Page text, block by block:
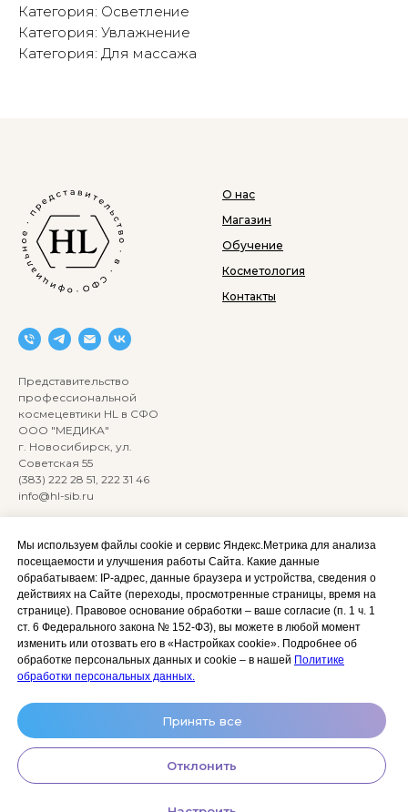
Мы используем файлы cookie и сервис Яндекс.Метрика для анализа
посещаемости и улучшения работы Сайта. Какие данные
обрабатываем: IP‑адрес, данные браузера и устройства, сведения о
действиях на Сайте (переходы, просмотренные страницы, время на
странице). Правовое основание обработки – ваше согласие (п. 1 ч. 1
ст. 6 Федерального закона № 152‑ФЗ), вы можете в любой момент
изменить или отозвать его в «Настройках cookie». Подробнее об
обработке персональных данных и cookie – в нашей Политике
обработки персональных данных.
Принять все
Отклонить
Категория: Осветление
Категория: Увлажнение
Категория: Для массажа
Представительство
профессиональной
космецевтики HL в СФО
ООО "МЕДИКА"
г. Новосибирск, ул.
Советская 55
(383) 222 28 51, 222 31 46
info@hl-sib.ru
2020
Сайт разработан:
ANKRYONK
О нас
Магазин
Обучение
Косметология
Контакты
Акции и скидки
Оплата, доставка и возврат
Сотрудничество
Личный кабинет (Обучение)
Политика
конфиденциальности
Согласие на обработку
сайта и публичная оферта
Условия использования
космецевтики